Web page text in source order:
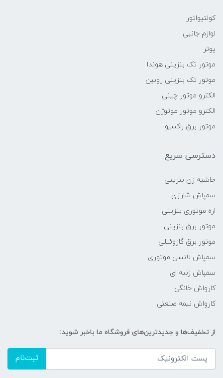
کولتیواتور
لوازم جانبی
پوتر
موتور تک بنزینی هوندا
موتور تک بنزینی روبین
الکترو موتور چینی
الکترو موتور موتوژن
موتور برق راکسیو
دسترسی سریع
حاشیه زن بنزینی
سمپاش شارژی
اره موتوری بنزینی
موتور برق بنزینی
موتور برق گازوئیلی
سمپاش لانسی موتوری
سمپاش زنبه ای
کارواش خانگی
کارواش نیمه صنعتی
از تخفیف‌ها و جدیدترین‌های فروشگاه ما باخبر شوید:
ثبت‌نام